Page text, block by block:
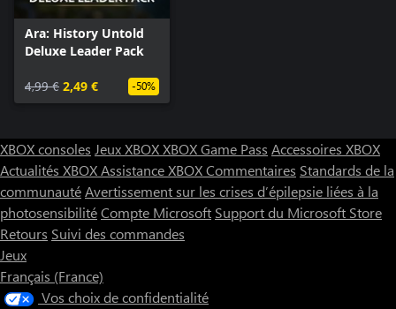
Ara: History Untold
Deluxe Leader Pack
4,99 € 2,49 € -50%
XBOX consoles Jeux XBOXXBOX Game Pass Accessoires XBOX
Actualités XBOXAssistance XBOXCommentaires Standards de la
communautéAvertissement sur les crises d’épilepsie liées à la
photosensibilitéCompte Microsoft Support du Microsoft Store
Retours Suivi des commandes
Jeux
Français (France)
Vos choix de confidentialité